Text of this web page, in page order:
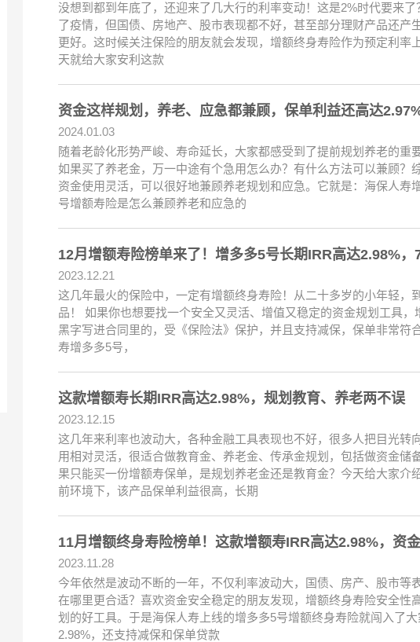
没想到都到年底了，还迎来了几大行的利率变动！这是2%时代要来
了疫情，但国债、房地产、股市表现都不好，甚至部分理财产品还产
更好。这时候关注保险的朋友就会发现，增额终身寿险作为预定利
天就给大家安利这款
资金这样规划，养老、应急都兼顾，保单利益还高达
2024.01.03
随着老龄化形势严峻、寿命延长，大家都感受到了提前规划养老的重
如果买了养老金，万一中途有个急用怎么办？有什么方法可以兼顾？
资金使用灵活，可以很好地兼顾养老规划和应急。它就是：海保人
号增额寿险是怎么兼顾养老和应急的
12月增额寿险榜单来了！增多多5号长期IRR高达2.98%，
2023.12.21
这几年最火的保险中，一定有增额终身寿险！从二十多岁的小年轻，
品！ 如果你也想要找一个安全又灵活、增值又稳定的资金规划工具
黑字写进合同里的，受《保险法》保护，并且支持减保，保单非常符
寿增多多5号，
这款增额寿长期IRR高达2.98%，规划教育、养老两不误
2023.12.15
这几年来利率也波动大，各种金融工具表现也不好，很多人把目光
用相对灵活，很适合做教育金、养老金、传承金规划，包括做资金
果只能买一份增额寿保单，是规划养老金还是教育金？今天给大家介
前环境下，该产品保单利益很高，长期
11月增额终身寿险榜单！这款增额寿IRR高达2.98%，资
2023.11.28
今年依然是波动不断的一年，不仅利率波动大，国债、房产、股市等
在哪里更合适？喜欢资金安全稳定的朋友发现，增额终身寿险安全性
划的好工具。于是海保人寿上线的增多多5号增额终身寿险就闯入了
2.98%，还支持减保和保单贷款